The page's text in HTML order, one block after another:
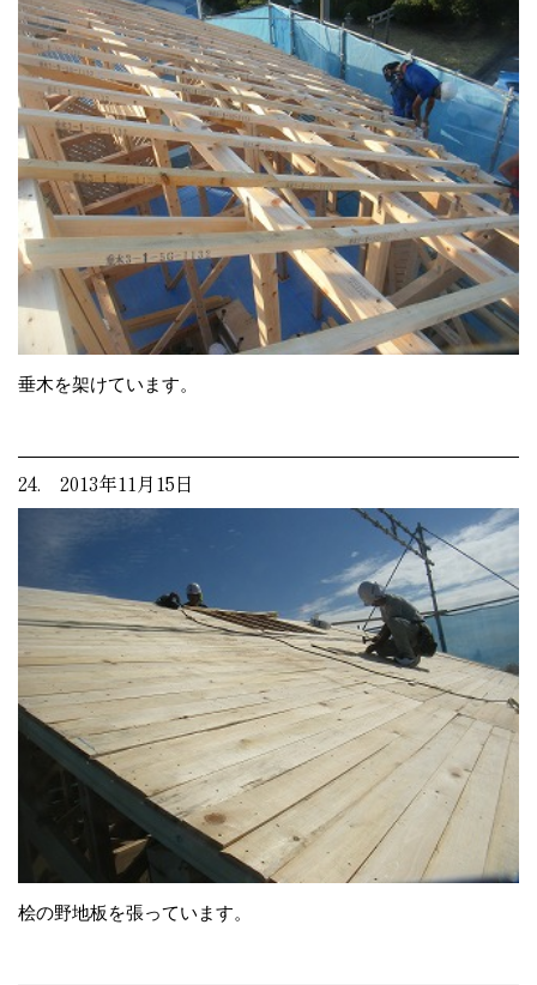
垂木を架けています。
24. 2013年11月15日
桧の野地板を張っています。